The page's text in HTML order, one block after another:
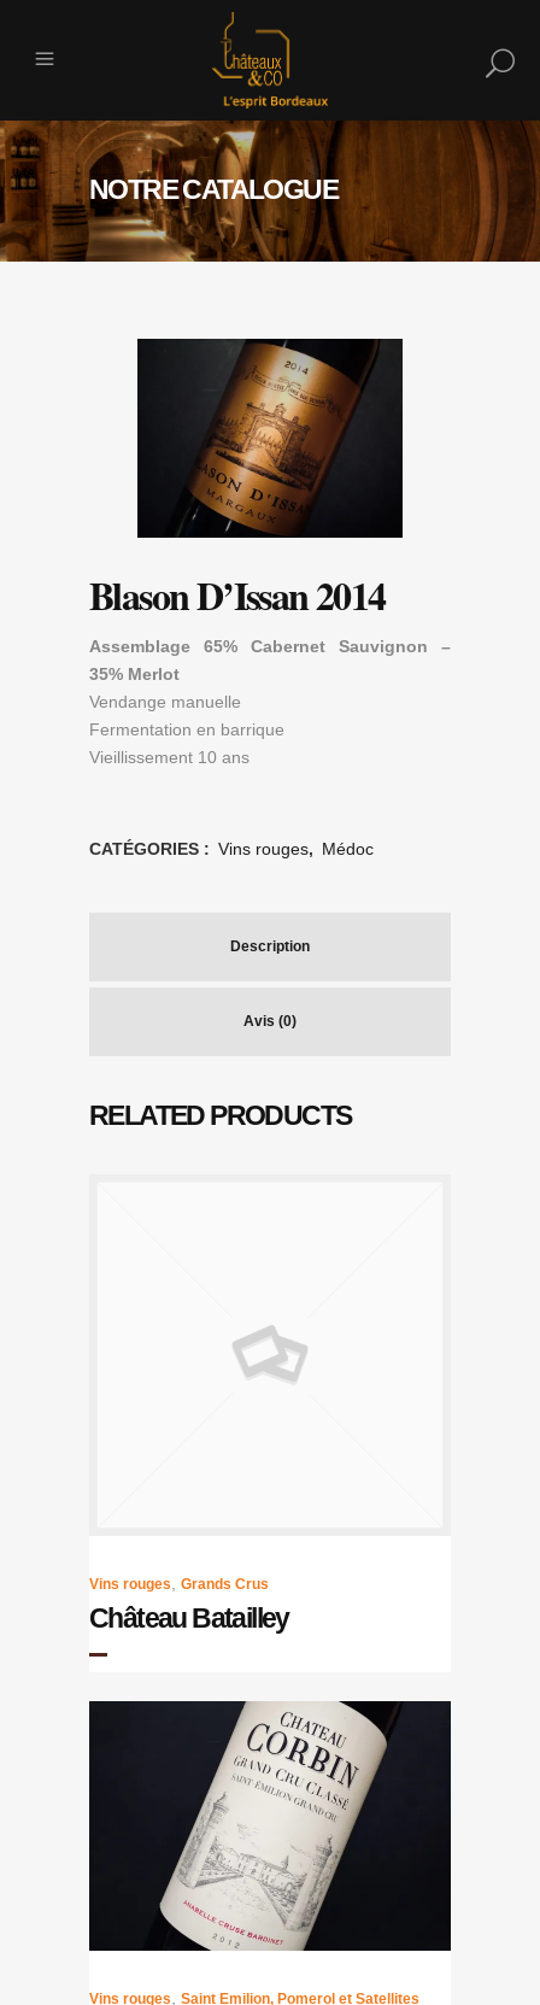
NOTRE CATALOGUE
Blason D’Issan 2014
Assemblage 65% Cabernet Sauvignon –
35% Merlot
Vendange manuelle
Fermentation en barrique
Vieillissement 10 ans
CATÉGORIES : Vins rouges, Médoc
Description
Avis (0)
RELATED PRODUCTS
Vins rouges Grands Crus
Château Batailley
Vins rouges Saint Emilion, Pomerol et Satellites